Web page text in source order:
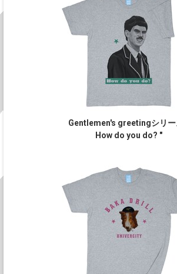
Gentlemen's greetingシリー
How do you do? "